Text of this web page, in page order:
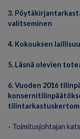
3.
valitseminen
4. Kokouksen
5. Läsnä olevien
6. Vuoden 2016
- Toimitusjohtajan